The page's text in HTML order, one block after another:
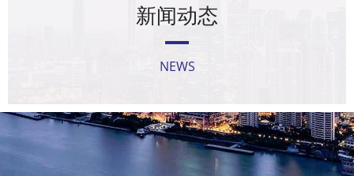
新闻动态
NEWS